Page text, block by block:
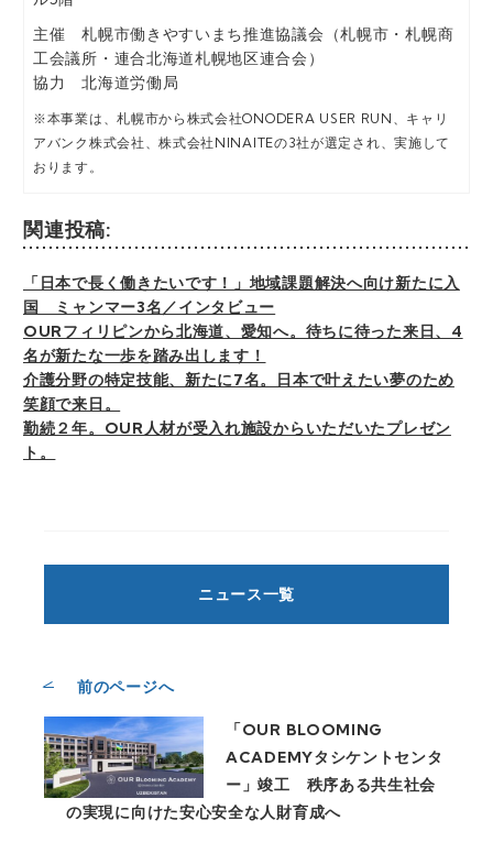
主催 札幌市働きやすいまち推進協議会（札幌市・札幌商
工会議所・連合北海道札幌地区連合会）
協力 北海道労働局
※本事業は、札幌市から株式会社ONODERA USER RUN、キャリ
アバンク株式会社、株式会社NINAITEの3社が選定され、実施して
おります。
関連投稿:
「日本で長く働きたいです！」地域課題解決へ向け新たに入
国 ミャンマー3名／インタビュー
OURフィリピンから北海道、愛知へ。待ちに待った来日、4
名が新たな一歩を踏み出します！
介護分野の特定技能、新たに7名。日本で叶えたい夢のため
笑顔で来日。
勤続２年。OUR人材が受入れ施設からいただいたプレゼン
ト。
ニュース一覧
前のページへ
「OUR BLOOMING
ACADEMYタシケントセンタ
ー」竣工 秩序ある共生社会
の実現に向けた安心安全な人財育成へ